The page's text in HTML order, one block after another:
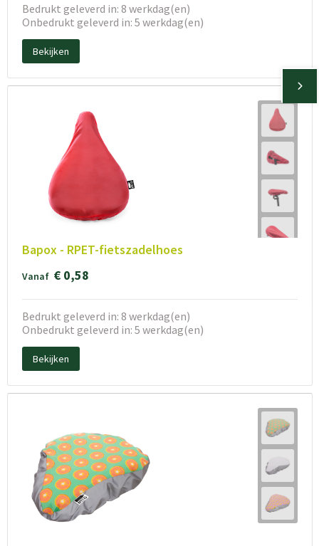
Bedrukt geleverd in: 8 werkdag(en)
Onbedrukt geleverd in: 5 werkdag(en)
Bekijken
Bapox - RPET-fietszadelhoes
Vanaf € 0,58
Bedrukt geleverd in: 8 werkdag(en)
Onbedrukt geleverd in: 5 werkdag(en)
Bekijken